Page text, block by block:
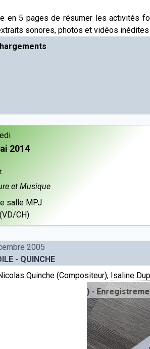
en 5 pages de résumer les activités
sonores, photos et vidéos
2014
et Musique
salle MPJ
CH)
2005
- QUINCHE
Quinche (Compositeur), Isaline
(1970*) - Enregistrement public le